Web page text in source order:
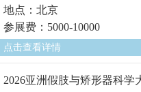
地点：北京
参展费：5000-10000
点击查看详情
2026亚洲假肢与矫形器科学